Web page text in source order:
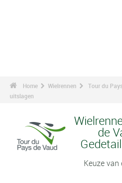
Home Wielrennen
Tour du
uitslagen
de
Keuze van